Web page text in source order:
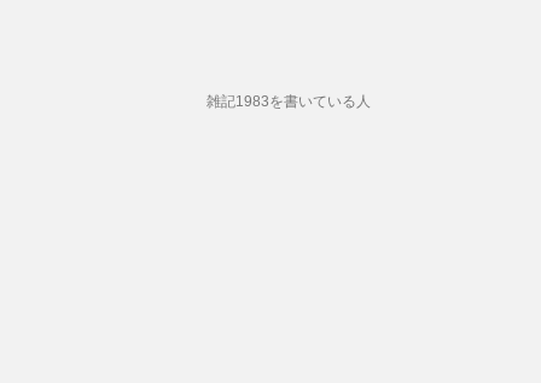
雑記1983を書いている人